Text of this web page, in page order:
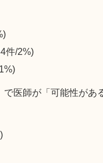
件/2%)
医師が「可能性があ